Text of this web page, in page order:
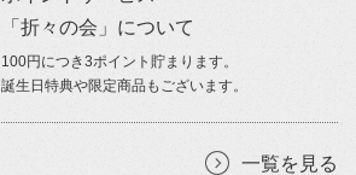
「折々の会」について
100円につき3ポイント貯まります。
誕生日特典や限定商品もございます。
一覧を見る